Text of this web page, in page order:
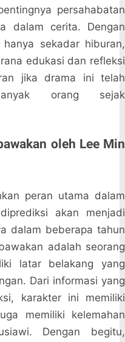
persahabatan
dalam cerita. Dengan
sekadar hiburan,
edukasi dan refleksi
jika drama ini telah
orang sejak
oleh Lee Min
peran utama dalam
akan menjadi
dalam beberapa tahun
adalah seorang
latar belakang yang
Dari informasi yang
karakter ini memiliki
memiliki kelemahan
Dengan begitu,